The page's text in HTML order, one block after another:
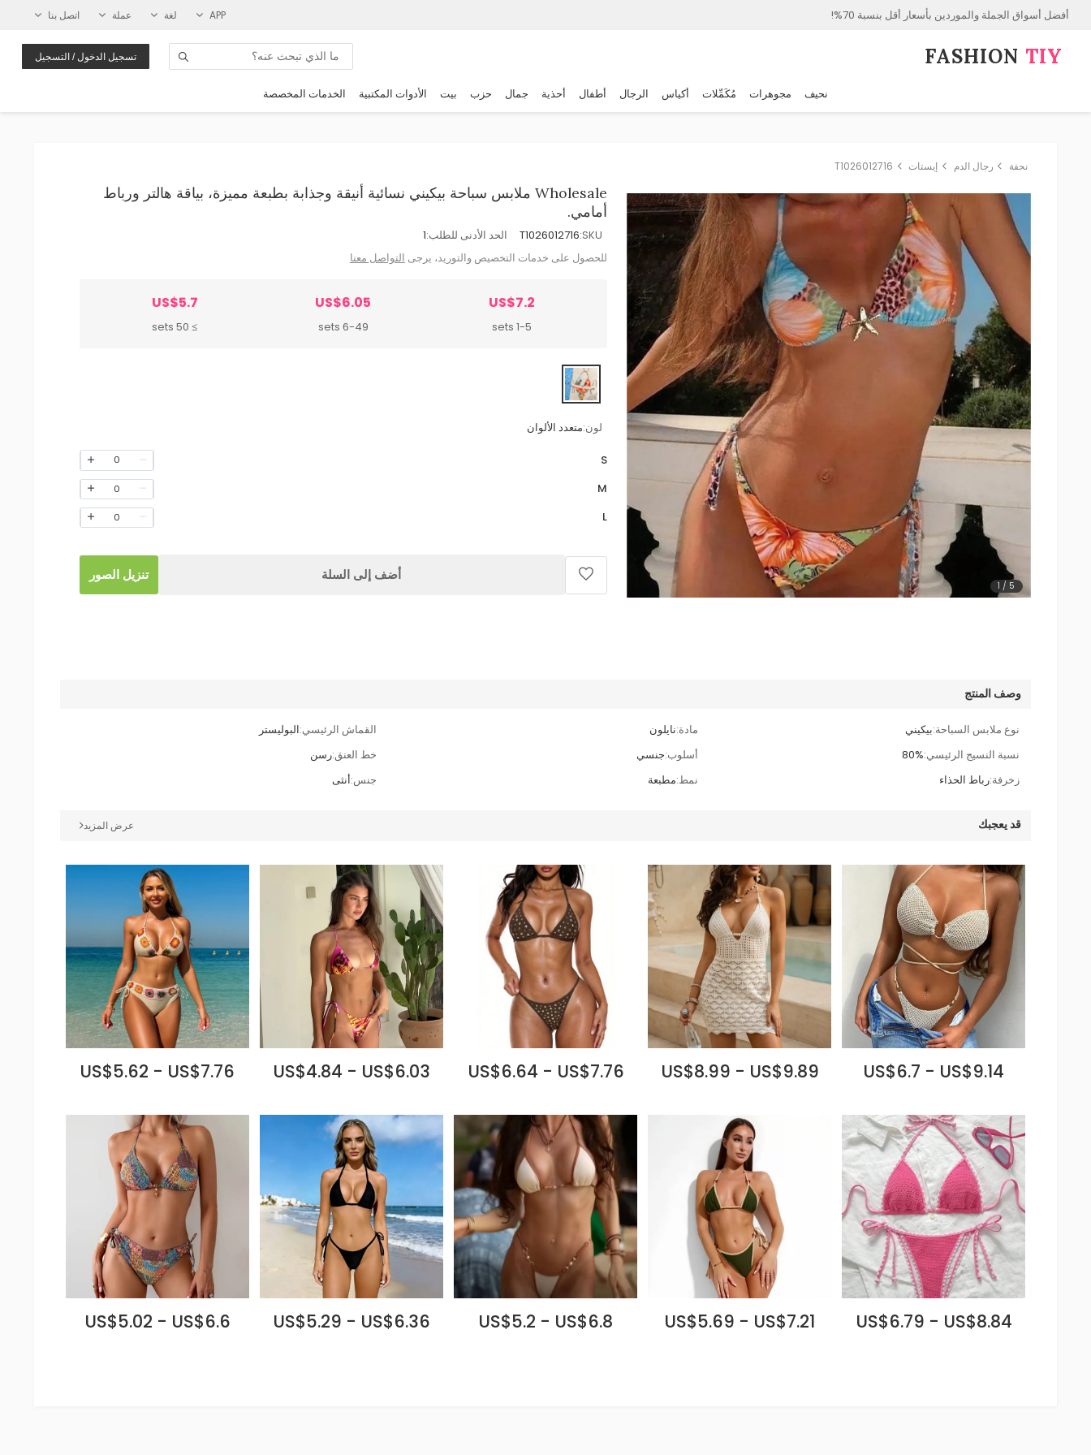
أفضل أسواق الجملة والموردين بأسعار أقل بنسبة 70%! APP لغة عملة اتصل بنا
FASHION⁠ TIY تسجيل الدخول / التسجيل
نحيف مجوهرات مُكَمِّلات أكياس الرجال أطفال أحذية جمال حزب بيت الأدوات المكتبية الخدمات المخصصة
نحفة رجال الدم إيستات T1026012716
1 / 5
Wholesale ملابس سباحة بيكيني نسائية أنيقة وجذابة بطبعة مميزة، بياقة هالتر ورباط
أمامي.
SKU:
T1026012716 الحد الأدنى للطلب:1
للحصول على خدمات التخصيص والتوريد، يرجى التواصل معنا
US$7.2
1-5 sets
US$6.05
6-49 sets
US$5.7
≥ 50 sets
لون:متعدد الألوان
S
0
M
0
L
0
أضف إلى السلة تنزيل الصور
وصف المنتج
نوع ملابس السباحة:بيكيني مادة:نايلون القماش الرئيسي:البوليستر
نسبة النسيج الرئيسي:80% أسلوب:جنسي خط العنق:رسن
زخرفة:رباط الحذاء نمط:مطبعة جنس:أنثى
قد يعجبك عرض المزيد
US$6.7 - US$9.14
US$8.99 - US$9.89
US$6.64 - US$7.76
US$4.84 - US$6.03
US$5.62 - US$7.76
US$6.79 - US$8.84
US$5.69 - US$7.21
US$5.2 - US$6.8
US$5.29 - US$6.36
US$5.02 - US$6.6